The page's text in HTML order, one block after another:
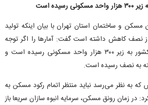
است
مسکن و ساختمان استان تهران با بیان اینکه تولید
نصف کاهش داشته است گفت: آمار‌ها را اگر توجه
کنید ساخت مسکن در کشور به زیر ۳۰۰ هزار واحد مسکونی رسیده است و
به نصف رسیده است.
به نظر می‌رسد نباید منتظر اتمام رکود مسکن به
در زمان رونق مسکن، سرمایه انبوه سازان سریعا باز